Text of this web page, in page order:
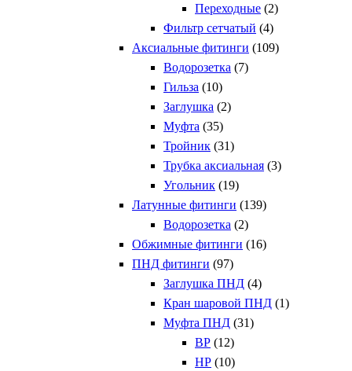
Переходные (2)
Фильтр сетчатый (4)
Аксиальные фитинги (109)
Водорозетка (7)
Гильза (10)
Заглушка (2)
Муфта (35)
Тройник (31)
Трубка аксиальная (3)
Угольник (19)
Латунные фитинги (139)
Водорозетка (2)
Обжимные фитинги (16)
ПНД фитинги (97)
Заглушка ПНД (4)
Кран шаровой ПНД (1)
Муфта ПНД (31)
ВР (12)
НР (10)